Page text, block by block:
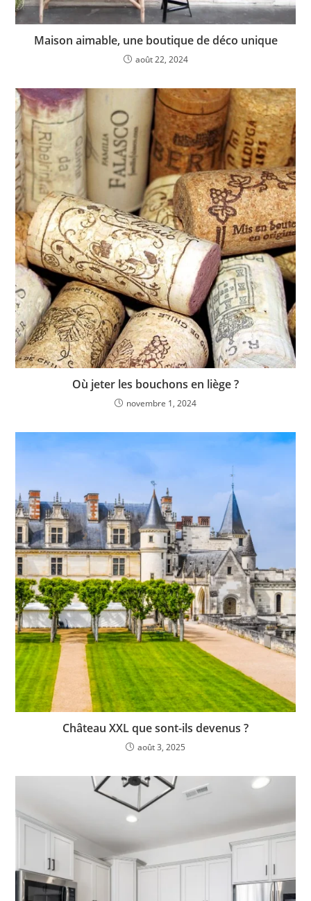
Maison aimable, une boutique de déco unique
août 22, 2024
Où jeter les bouchons en liège ?
novembre 1, 2024
Château XXL que sont-ils devenus ?
août 3, 2025